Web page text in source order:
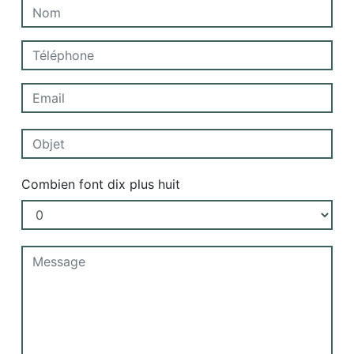
Combien font dix plus huit